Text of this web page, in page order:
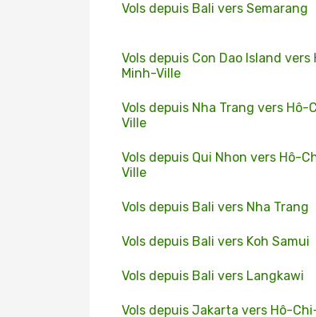
Vols depuis Bali vers Semarang
Vols depuis Con Dao Island
Minh-Ville
Vols depuis Nha Trang vers Hô-
Ville
Vols depuis Qui Nhon vers Hô-
Ville
Vols depuis Bali vers Nha Trang
Vols depuis Bali vers Koh Samui
Vols depuis Bali vers Langkawi
Vols depuis Jakarta vers Hô-